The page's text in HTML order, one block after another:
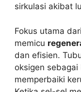
sirkulasi akibat
Fokus utama
memicu
dan efisien.
oksigen
memperbaiki